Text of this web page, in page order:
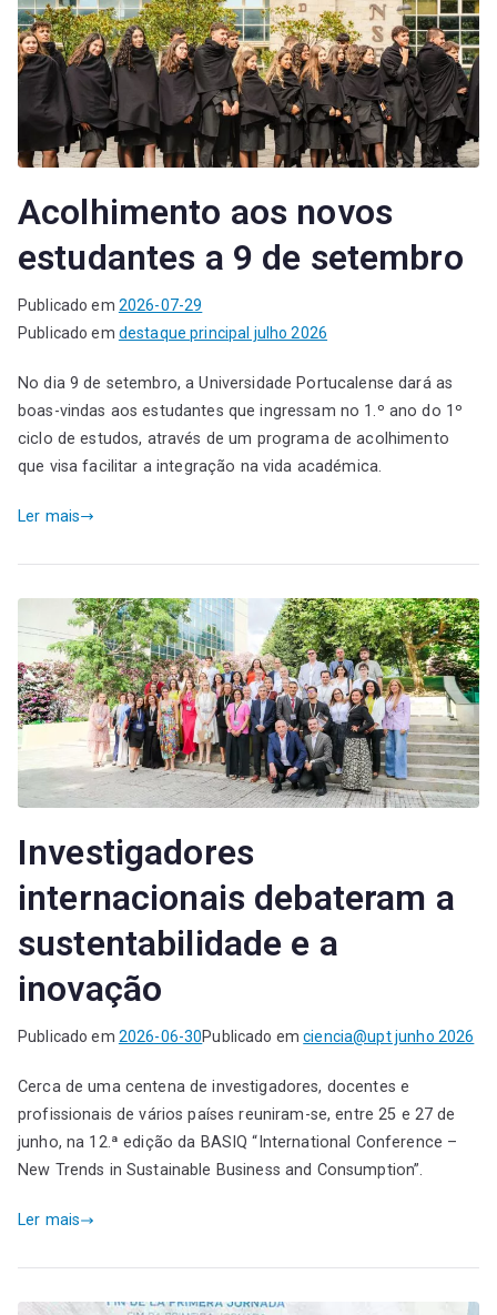
Acolhimento aos novos
estudantes a 9 de setembro
Publicado em 2026-07-29
Publicado em destaque principal julho 2026
No dia 9 de setembro, a Universidade Portucalense dará as
boas-vindas aos estudantes que ingressam no 1.º ano do 1º
ciclo de estudos, através de um programa de acolhimento
que visa facilitar a integração na vida académica.
Ler mais
Investigadores
internacionais debateram a
sustentabilidade e a
inovação
Publicado em 2026-06-30Publicado emciencia@upt junho 2026
Cerca de uma centena de investigadores, docentes e
profissionais de vários países reuniram-se, entre 25 e 27 de
junho, na 12.ª edição da BASIQ “International Conference –
New Trends in Sustainable Business and Consumption”.
Ler mais